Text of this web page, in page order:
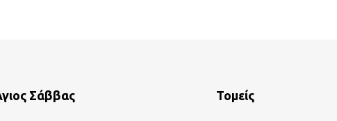
Σάββας Τομείς